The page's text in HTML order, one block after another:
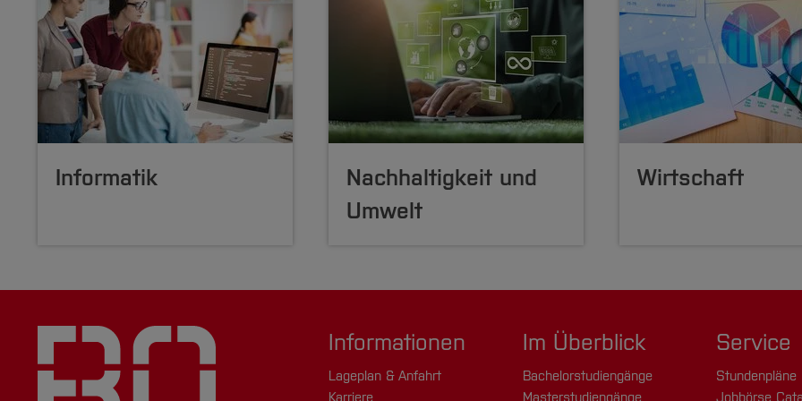
Informatik
Nachhaltigkeit und
Umwelt
Wirtschaft
Informationen
Lageplan & Anfahrt
Karriere
Im Überblick
Bachelorstudiengänge
Masterstudiengänge
Service
Stundenpläne
Jobbörse